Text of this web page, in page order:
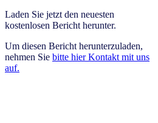
Laden Sie jetzt den neuesten
kostenlosen Bericht herunter.
Um diesen Bericht herunterzuladen,
nehmen Sie bitte hier Kontakt mit uns
auf.